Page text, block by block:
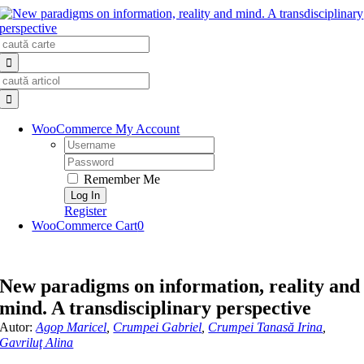
Skip
to
content
WooCommerce My Account
Username:
Password:
Remember Me
Register
WooCommerce Cart0
New paradigms on information, reality and
mind. A transdisciplinary perspective
Autor:Agop Maricel Crumpei Gabriel Crumpei Tanasă Irina
Gavriluţ Alina